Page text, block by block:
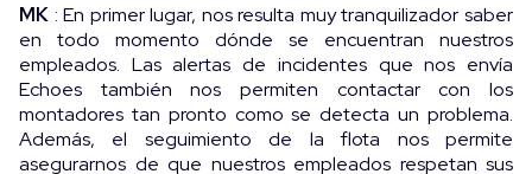
MK : En primer lugar, nos resulta muy tranquilizador saber
en todo momento dónde se encuentran nuestros
empleados. Las alertas de incidentes que nos envía
Echoes también nos permiten contactar con los
montadores tan pronto como se detecta un problema.
Además, el seguimiento de la flota nos permite
asegurarnos de que nuestros empleados respetan sus